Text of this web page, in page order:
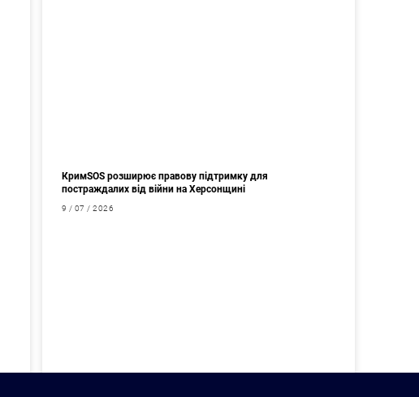
КримSOS розширює правову підтримку для
постраждалих від війни на Херсонщині
9 / 07 / 2026